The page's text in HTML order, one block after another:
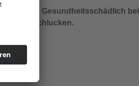
H302 Gesundheitsschädlich bei
Verschlucken.